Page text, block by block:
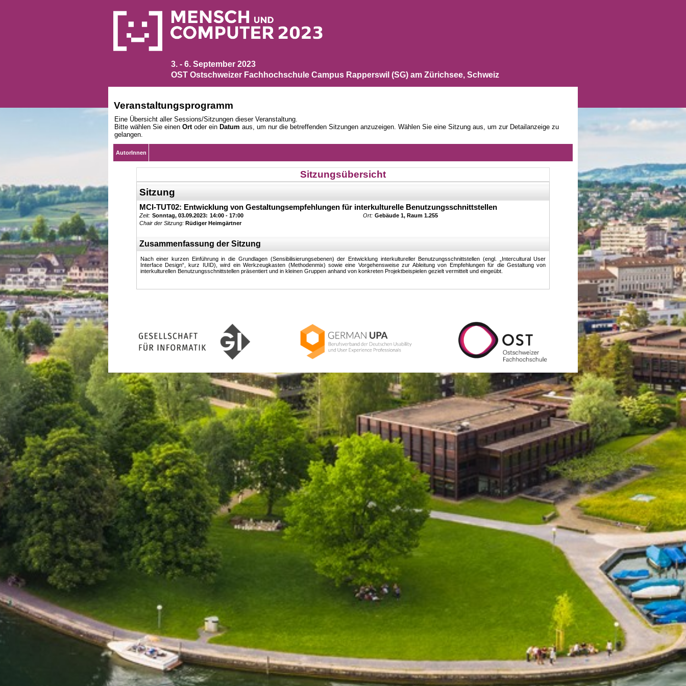
3. - 6. September 2023
OST Ostschweizer Fachhochschule Campus Rapperswil (SG) am Zürichsee, Schweiz
Veranstaltungsprogramm
Eine Übersicht aller Sessions/Sitzungen dieser Veranstaltung.
Bitte wählen Sie einen Ortoder ein Datum aus, um nur die betreffenden Sitzungen anzuzeigen. Wählen Sie eine Sitzung aus, um zur Detailanzeige zu
gelangen.
AutorInnen
Sitzungsübersicht
Sitzung
MCI-TUT02: Entwicklung von Gestaltungsempfehlungen für interkulturelle Benutzungsschnittstellen
Zeit: Sonntag, 03.09.2023: 14:00 - 17:00
Chair der Sitzung: Rüdiger Heimgärtner
Ort: Gebäude 1, Raum 1.255
Zusammenfassung der Sitzung
Nach einer kurzen Einführung in die Grundlagen (Sensibilisierungsebenen) der Entwicklung interkultureller Benutzungsschnittstellen (engl. „Intercultural User
Interface Design“, kurz IUID), wird ein Werkzeugkasten (Methodenmix) sowie eine Vorgehensweise zur Ableitung von Empfehlungen für die Gestaltung von
interkulturellen Benutzungsschnittstellen präsentiert und in kleinen Gruppen anhand von konkreten Projektbeispielen gezielt vermittelt und eingeübt.